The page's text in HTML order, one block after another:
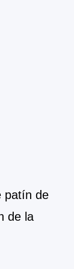
patín de
de la